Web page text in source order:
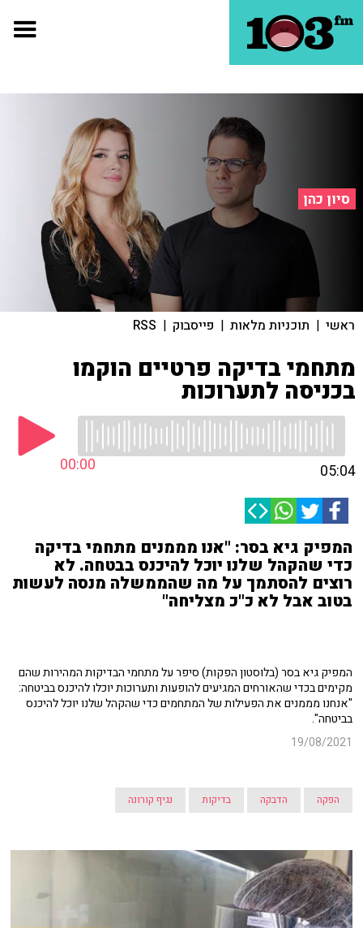
סיון כהן
ראשי | תוכניות מלאות | פייסבוק |
RSS
מתחמי בדיקה פרטיים הוקמו
בכניסה לתערוכות
00:00 05:04
המפיק גיא בסר: "אנו מממנים מתחמי בדיקה
כדי שהקהל שלנו יוכל להיכנס בבטחה. לא
רוצים להסתמך על מה שהממשלה מנסה לעשות
בטוב אבל לא כ"כ מצליחה"
המפיק גיא בסר (בלוסטון הפקות) סיפר על מתחמי הבדיקות המהירות שהם
מקימים בכדי שהאורחים המגיעים להופעות ותערוכות יוכלו להיכנס בביטחה:
"אנחנו מממנים את הפעילות של המתחמים כדי שהקהל שלנו יוכל להיכנס
בביטחה".
19/08/2021
הפקה הדבקה בדיקות נגיף קורונה